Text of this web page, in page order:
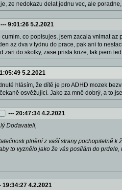
ze nedokazu delat jednu vec, ale
--- 9:01:26 5.2.2021
cumim. co popisujes, jsem zacala vnimat
az dva v tydnu do prace, pak ani to
zari do skolky, zase prisla krize, tak jsem
1:05:49 5.2.2021
hlásím, že dítě je pro ADHD mozek
osvěžující. Jako za mně dobrý, a to
--- 20:47:34 4.2.2021
Dodavateli,
plnění z vaší strany pochopitelně k
to vyznělo jako že vás posílám do
19:34:27 4.2.2021